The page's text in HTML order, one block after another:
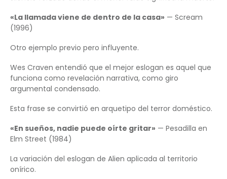
«La llamada viene de dentro de la casa» — Scream
(1996)
Otro ejemplo previo pero influyente.
Wes Craven entendió que el mejor eslogan es aquel que
funciona como revelación narrativa, como giro
argumental condensado.
Esta frase se convirtió en arquetipo del terror doméstico.
«En sueños, nadie puede oírte gritar» — Pesadilla en
Elm Street (1984)
La variación del eslogan de Alien aplicada al territorio
onírico.